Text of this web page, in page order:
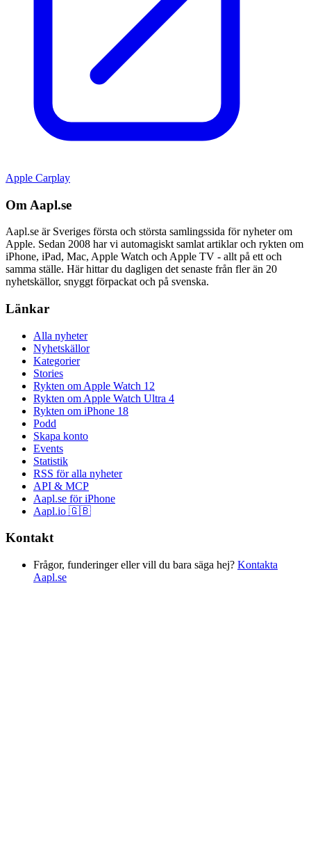
Apple Carplay
Om Aapl.se
Aapl.se är Sveriges första och största samlingssida för nyheter om
Apple. Sedan 2008 har vi automagiskt samlat artiklar och rykten om
iPhone, iPad, Mac, Apple Watch och Apple TV - allt på ett och
samma ställe. Här hittar du dagligen det senaste från fler än 20
nyhetskällor, snyggt förpackat och på svenska.
Länkar
Alla nyheter
Nyhetskällor
Kategorier
Stories
Rykten om Apple Watch 12
Rykten om Apple Watch Ultra 4
Rykten om iPhone 18
Podd
Skapa konto
Events
Statistik
RSS för alla nyheter
API & MCP
Aapl.se för iPhone
Aapl.io 🇬🇧
Kontakt
Frågor, funderinger eller vill du bara säga hej? Kontakta
Aapl.se